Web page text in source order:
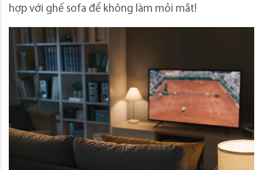
hợp với ghế sofa để không làm mỏi mắt!